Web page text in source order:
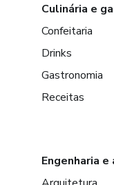
Culinária e
Confeitaria
Drinks
Gastronomia
Receitas
Engenharia